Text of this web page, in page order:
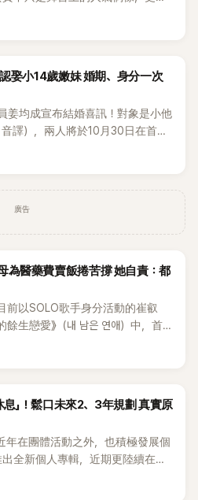
在節目中透露，自己在美國就讀
娶小14歲嫩妹 婚期、身分一次
員姜均成宣布結婚喜訊！對象是小他
譯），兩人將於10月30日在首爾
引發關注。
廣告
為醫藥費賣飯捲苦撐 她自責：都
前以SOLO歌手身分活動的崔叡
生戀愛》（내 남은 연애）中，首
經歷，回憶起父母為了籌措醫療
」！鬆口未來2、3年規劃 真實原
年在團體活動之外，也積極發展個
全新個人專輯，近期更陸續在演
高度期待。不過，她近日受訪時